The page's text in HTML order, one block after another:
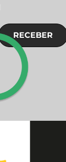
RECEBER